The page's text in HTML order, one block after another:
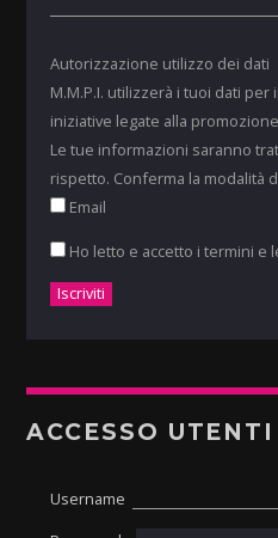
Autorizzazione utilizzo dei dati
M.M.P.I. utilizzerà i tuoi dati
iniziative legate alla
Le tue informazioni saranno
rispetto. Conferma la modalità
Email
Ho letto e accetto i termini e
ACCESSO UTENTI
Username